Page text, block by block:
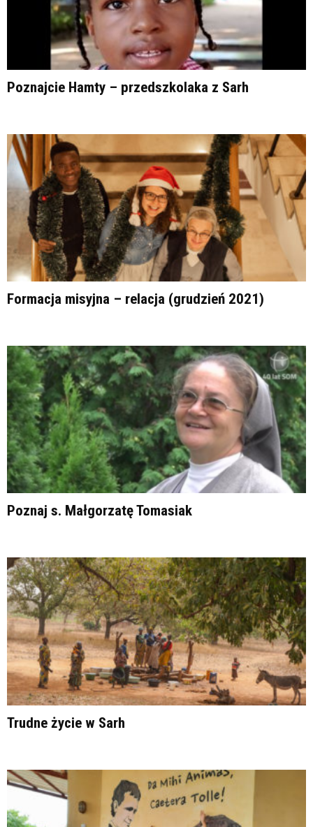
Poznajcie Hamty – przedszkolaka z Sarh
Formacja misyjna – relacja (grudzień 2021)
Poznaj s. Małgorzatę Tomasiak
Trudne życie w Sarh